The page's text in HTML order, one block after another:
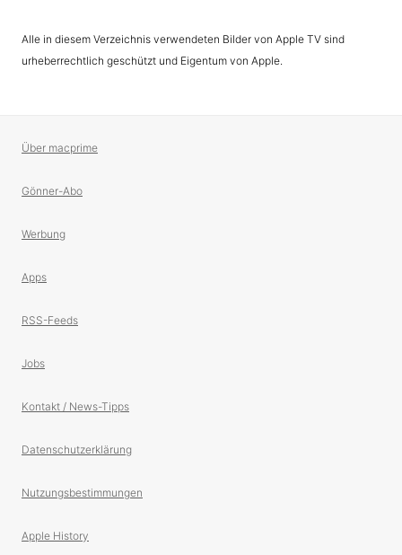
Alle in diesem Verzeichnis verwendeten Bilder von Apple TV sind
urheberrechtlich geschützt und Eigentum von Apple.
Über macprime
Gönner-Abo
Werbung
Apps
RSS-Feeds
Jobs
Kontakt / News-Tipps
Datenschutzerklärung
Nutzungsbestimmungen
Apple History